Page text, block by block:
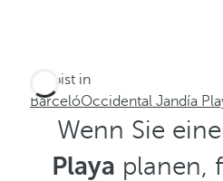
Du bist in
BarcelóOccidental Jandía
Wenn Sie
Playa planen,